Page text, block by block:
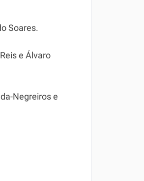
Soares.
e Álvaro
Negreiros e